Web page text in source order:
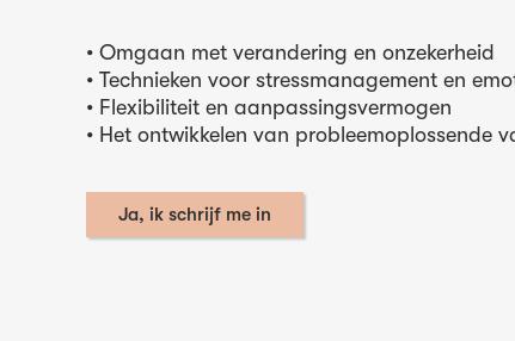
• Omgaan met verandering en onzekerheid
• Technieken voor stressmanagement en
• Flexibiliteit en aanpassingsvermogen
• Het ontwikkelen van probleemoplossende
Ja, ik schrijf me in